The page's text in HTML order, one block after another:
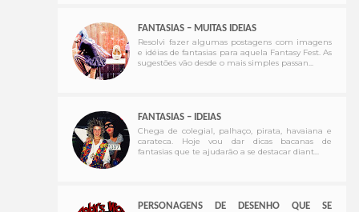
FANTASIAS – MUITAS IDEIAS
Resolvi fazer algumas postagens com imagens
e idéias de fantasias para aquela Fantasy Fest. As
sugestões vão desde o mais simples passan...
FANTASIAS – IDEIAS
Chega de colegial, palhaço, pirata, havaiana e
carateca. Hoje vou dar dicas bacanas de
fantasias que te ajudarão a se destacar diant...
PERSONAGENS DE DESENHO QUE SE